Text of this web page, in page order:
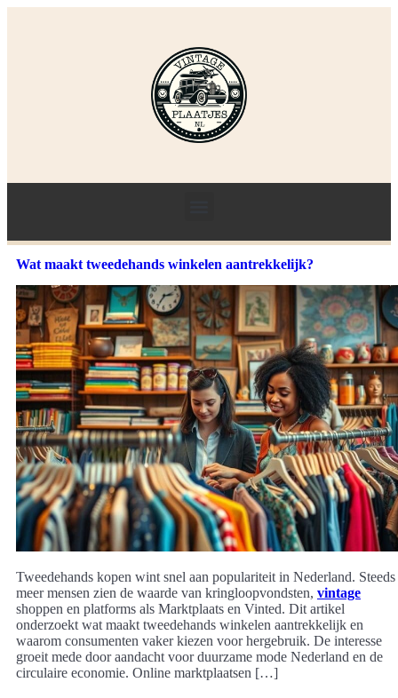
Wat maakt tweedehands winkelen aantrekkelijk?
Tweedehands kopen wint snel aan populariteit in Nederland. Steeds
meer mensen zien de waarde van kringloopvondsten, vintage
shoppen en platforms als Marktplaats en Vinted. Dit artikel
onderzoekt wat maakt tweedehands winkelen aantrekkelijk en
waarom consumenten vaker kiezen voor hergebruik. De interesse
groeit mede door aandacht voor duurzame mode Nederland en de
circulaire economie. Online marktplaatsen […]